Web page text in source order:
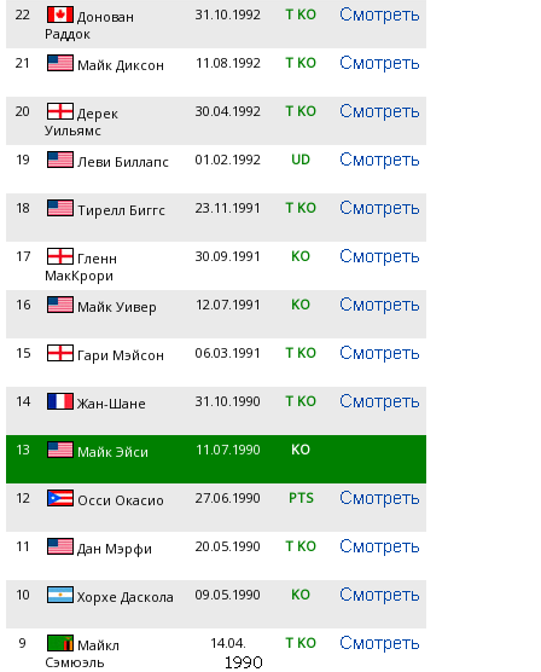
22
Донован
Раддок
31.10.1992 T KO
21 Майк Диксон 11.08.1992 T KO
20
Дерек
Уильямс
30.04.1992 T KO
19 Леви Биллапс 01.02.1992 UD
18 Тирелл Биггс 23.11.1991 T KO
17
Гленн
МакКрори
30.09.1991 KO
16 Майк Уивер 12.07.1991 KO
15 Гари Мэйсон 06.03.1991 T KO
14 Жан-Шане 31.10.1990 T KO
13 Майк Эйси 11.07.1990 KO
12 Осси Окасио 27.06.1990 PTS
11 Дан Мэрфи 20.05.1990 T KO
10 Хорхе Даскола 09.05.1990 KO
9
Майкл
Сэмюэль
14.04. T KO